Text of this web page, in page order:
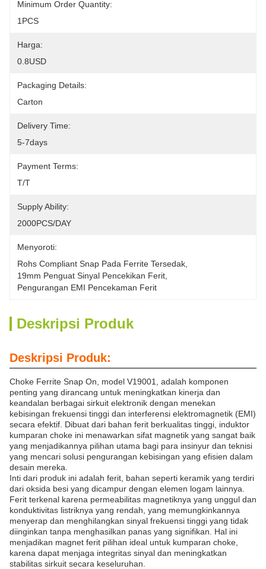
Minimum Order Quantity:
1PCS
Harga:
0.8USD
Packaging Details:
Carton
Delivery Time:
5-7days
Payment Terms:
T/T
Supply Ability:
2000PCS/DAY
Menyoroti:
Rohs Compliant Snap Pada Ferrite Tersedak
19mm Penguat Sinyal Pencekikan Ferit
Pengurangan EMI Pencekaman Ferit
Deskripsi Produk
Deskripsi Produk:
Choke Ferrite Snap On, model V19001, adalah komponen
penting yang dirancang untuk meningkatkan kinerja dan
keandalan berbagai sirkuit elektronik dengan menekan
kebisingan frekuensi tinggi dan interferensi elektromagnetik (EMI)
secara efektif. Dibuat dari bahan ferit berkualitas tinggi, induktor
kumparan choke ini menawarkan sifat magnetik yang sangat baik
yang menjadikannya pilihan utama bagi para insinyur dan teknisi
yang mencari solusi pengurangan kebisingan yang efisien dalam
desain mereka.
Inti dari produk ini adalah ferit, bahan seperti keramik yang terdiri
dari oksida besi yang dicampur dengan elemen logam lainnya.
Ferit terkenal karena permeabilitas magnetiknya yang unggul dan
konduktivitas listriknya yang rendah, yang memungkinkannya
menyerap dan menghilangkan sinyal frekuensi tinggi yang tidak
diinginkan tanpa menghasilkan panas yang signifikan. Hal ini
menjadikan magnet ferit pilihan ideal untuk kumparan choke,
karena dapat menjaga integritas sinyal dan meningkatkan
stabilitas sirkuit secara keseluruhan.